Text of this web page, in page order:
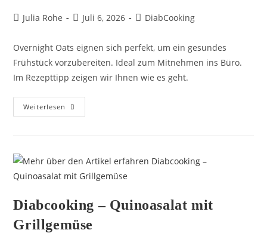
Julia Rohe Juli 6, 2026 DiabCooking
Overnight Oats eignen sich perfekt, um ein gesundes
Frühstück vorzubereiten. Ideal zum Mitnehmen ins Büro.
Im Rezepttipp zeigen wir Ihnen wie es geht.
Weiterlesen
Diabcooking – Quinoasalat mit
Grillgemüse